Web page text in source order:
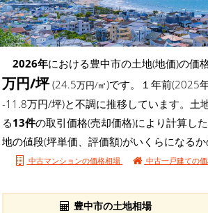
2026年における豊中市の土地(地価)の価
万円/坪(24.5万円/㎡)です。１年前(2025
-11.8万円/坪)と不調に推移しています。土
る13件の取引価格(売却価格)により計算し
地の値段(坪単価、評価額)がいくらになるか
中古マンションの価格相場 中古一戸建ての
豊中市の土地相場